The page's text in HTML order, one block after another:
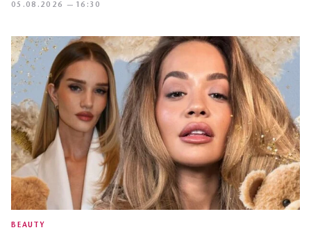
05.08.2026 — 16:30
BEAUTY